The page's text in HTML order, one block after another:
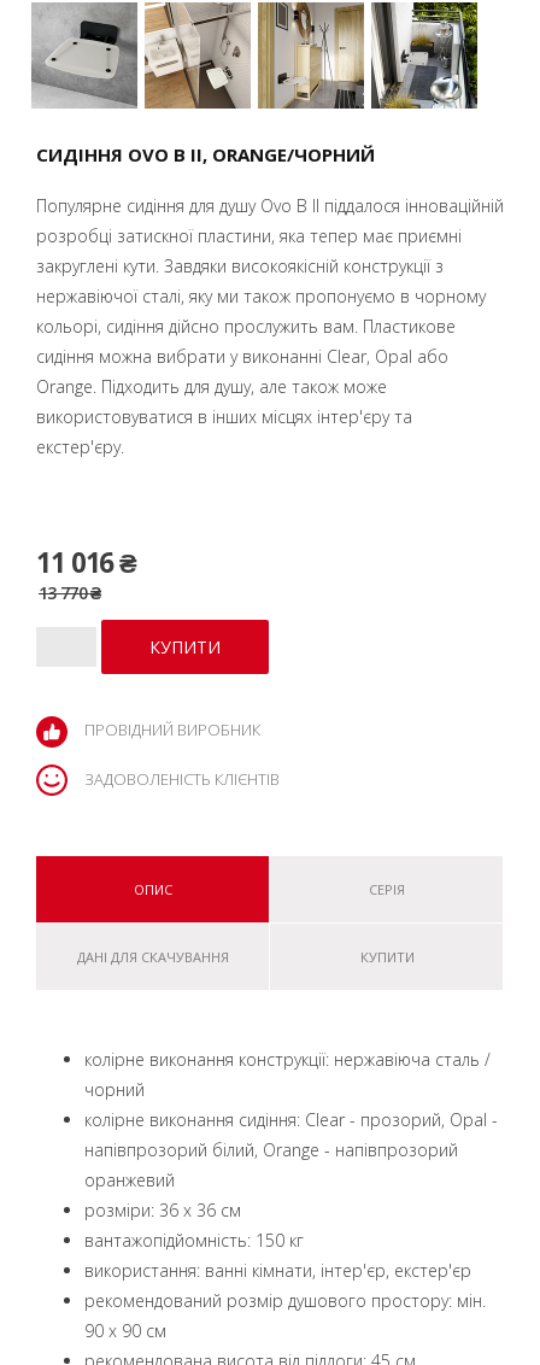
СИДІННЯ OVO B II, ORANGE/ЧОРНИЙ
Популярне сидіння для душу Ovo B II піддалося інноваційній
розробці затискної пластини, яка тепер має приємні
закруглені кути. Завдяки високоякісній конструкції з
нержавіючої сталі, яку ми також пропонуємо в чорному
кольорі, сидіння дійсно прослужить вам. Пластикове
сидіння можна вибрати у виконанні Clear, Opal або
Orange. Підходить для душу, але також може
використовуватися в інших місцях інтер'єру та
екстер'єру.
11 016 ₴
13 770 ₴
ПРОВІДНИЙ ВИРОБНИК
ЗАДОВОЛЕНІСТЬ КЛІЄНТІВ
ОПИС СЕРІЯ
ДАНІ ДЛЯ СКАЧУВАННЯ КУПИТИ
колірне виконання конструкції: нержавіюча сталь /
чорний
колірне виконання сидіння: Clear - прозорий, Opal -
напівпрозорий білий, Orange - напівпрозорий
оранжевий
розміри: 36 x 36 см
вантажопідйомність: 150 кг
використання: ванні кімнати, інтер'єр, екстер'єр
рекомендований розмір душового простору: мін.
90 x 90 см